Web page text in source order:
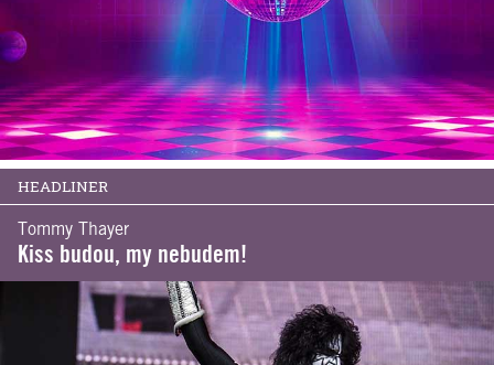
HEADLINER
Tommy Thayer
Kiss budou, my nebudem!